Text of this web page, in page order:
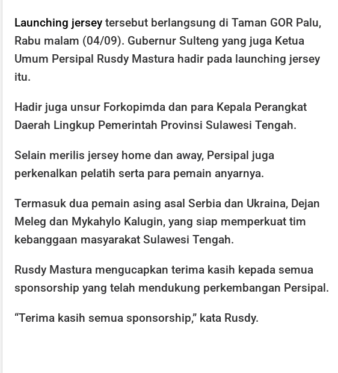
Launching jerseytersebut berlangsung di Taman GOR Palu,
Rabu malam (04/09). Gubernur Sulteng yang juga Ketua
Umum Persipal Rusdy Mastura hadir pada launching jersey
itu.
Hadir juga unsur Forkopimda dan para Kepala Perangkat
Daerah Lingkup Pemerintah Provinsi Sulawesi Tengah.
Selain merilis jersey home dan away, Persipal juga
perkenalkan pelatih serta para pemain anyarnya.
Termasuk dua pemain asing asal Serbia dan Ukraina, Dejan
Meleg dan Mykahylo Kalugin, yang siap memperkuat tim
kebanggaan masyarakat Sulawesi Tengah.
Rusdy Mastura mengucapkan terima kasih kepada semua
sponsorship yang telah mendukung perkembangan Persipal.
“Terima kasih semua sponsorship,” kata Rusdy.